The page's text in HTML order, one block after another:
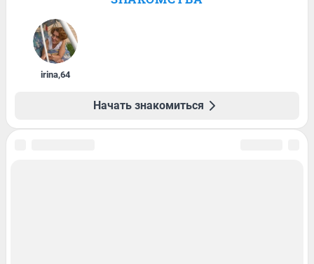
irina,64
Начать знакомиться